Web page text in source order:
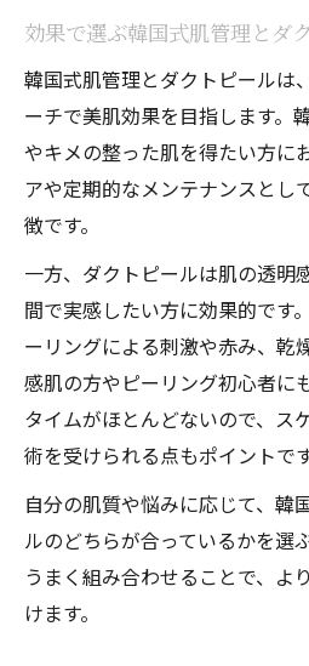
効果で選ぶ韓国式肌管理とダ
韓国式肌管理とダクトピールは
ーチで美肌効果を目指します。
やキメの整った肌を得たい方に
アや定期的なメンテナンスとし
徴です。
一方、ダクトピールは肌の透明
間で実感したい方に効果的です
ーリングによる刺激や赤み、乾
感肌の方やピーリング初心者に
タイムがほとんどないので、ス
術を受けられる点もポイントです
自分の肌質や悩みに応じて、韓
ルのどちらが合っているかを選
うまく組み合わせることで、よ
けます。